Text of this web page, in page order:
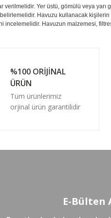
verilmelidir. Yer üstü, gömülü veya
Havuzu kullanacak kişilerin
incelemelidir. Havuzun malzemesi,
%100 ORİJİNAL
ÜRÜN
Tüm ürünlerimiz
orjinal ürün garantilidir
E-Bülten